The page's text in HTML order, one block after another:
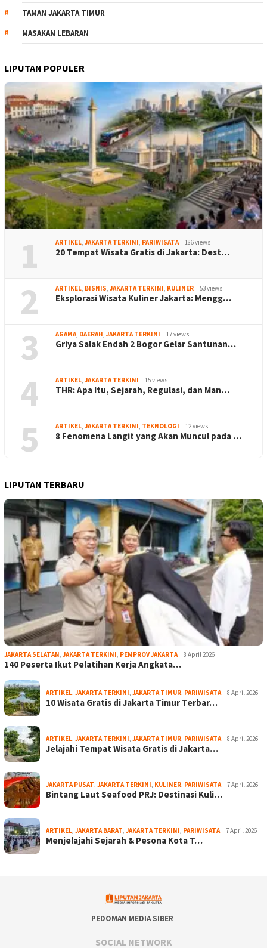
TAMAN JAKARTA TIMUR
MASAKAN LEBARAN
LIPUTAN POPULER
1 ARTIKEL JAKARTA TERKINI PARIWISATA 186 views
20 Tempat Wisata Gratis di Jakarta: Dest…
2 ARTIKEL BISNIS JAKARTA TERKINI KULINER 53 views
Eksplorasi Wisata Kuliner Jakarta: Mengg…
3 AGAMA DAERAH JAKARTA TERKINI 17 views
Griya Salak Endah 2 Bogor Gelar Santunan…
4 ARTIKEL JAKARTA TERKINI 15 views
THR: Apa Itu, Sejarah, Regulasi, dan Man…
5 ARTIKEL JAKARTA TERKINI TEKNOLOGI 12 views
8 Fenomena Langit yang Akan Muncul pada …
LIPUTAN TERBARU
JAKARTA SELATAN JAKARTA TERKINI PEMPROV JAKARTA 8 April 2026
140 Peserta Ikut Pelatihan Kerja Angkata…
ARTIKEL JAKARTA TERKINI JAKARTA TIMUR PARIWISATA 8 April 2026
10 Wisata Gratis di Jakarta Timur Terbar…
ARTIKEL JAKARTA TERKINI JAKARTA TIMUR PARIWISATA 8 April 2026
Jelajahi Tempat Wisata Gratis di Jakarta…
JAKARTA PUSAT JAKARTA TERKINI KULINER PARIWISATA 7 April 2026
Bintang Laut Seafood PRJ: Destinasi Kuli…
ARTIKEL JAKARTA BARAT JAKARTA TERKINI PARIWISATA 7 April 2026
Menjelajahi Sejarah & Pesona Kota T…
PEDOMAN MEDIA SIBER
SOCIAL NETWORK